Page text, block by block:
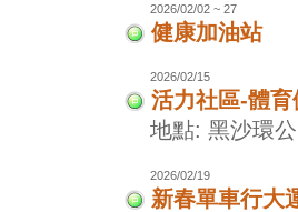
2026/02/02 ~ 27
健康加油站
2026/02/15
活力社區-體
地點: 黑沙環
2026/02/19
新春單車行大